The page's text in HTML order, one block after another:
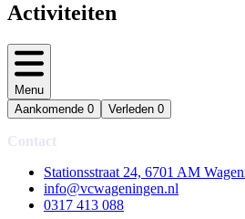
Activiteiten
Menu
Aankomende 0 Verleden 0
Contact
Stationsstraat 24, 6701 AM
info@vcwageningen.nl
0317 413 088